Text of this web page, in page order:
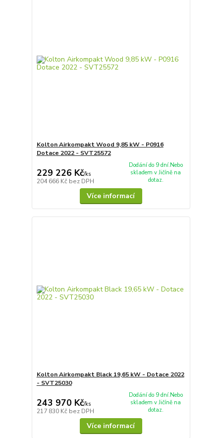
Kolton Airkompakt Wood 9,85 kW - P0916
Dotace 2022 - SVT25572
229 226 Kč/ks
204 666 Kč bez DPH
Dodání do 9 dní.Nebo
skladem v Jičíně na
dotaz.
Více informací
Kolton Airkompakt Black 19,65 kW - Dotace 2022
- SVT25030
243 970 Kč/ks
217 830 Kč bez DPH
Dodání do 9 dní.Nebo
skladem v Jičíně na
dotaz.
Více informací